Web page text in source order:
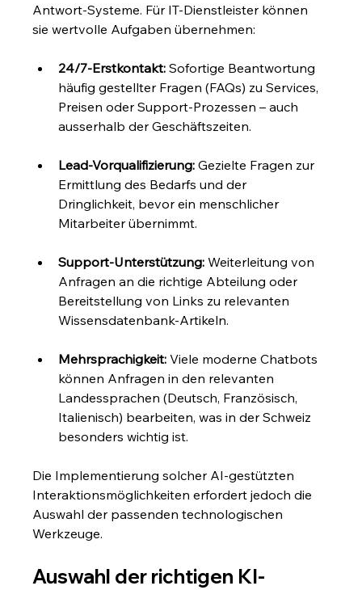
Antwort-Systeme. Für IT-Dienstleister können
sie wertvolle Aufgaben übernehmen:
24/7-Erstkontakt: Sofortige Beantwortung
häufig gestellter Fragen (FAQs) zu Services,
Preisen oder Support-Prozessen – auch
ausserhalb der Geschäftszeiten.
Lead-Vorqualifizierung: Gezielte Fragen zur
Ermittlung des Bedarfs und der
Dringlichkeit, bevor ein menschlicher
Mitarbeiter übernimmt.
Support-Unterstützung: Weiterleitung von
Anfragen an die richtige Abteilung oder
Bereitstellung von Links zu relevanten
Wissensdatenbank-Artikeln.
Mehrsprachigkeit: Viele moderne Chatbots
können Anfragen in den relevanten
Landessprachen (Deutsch, Französisch,
Italienisch) bearbeiten, was in der Schweiz
besonders wichtig ist.
Die Implementierung solcher AI-gestützten
Interaktionsmöglichkeiten erfordert jedoch die
Auswahl der passenden technologischen
Werkzeuge.
Auswahl der richtigen KI-